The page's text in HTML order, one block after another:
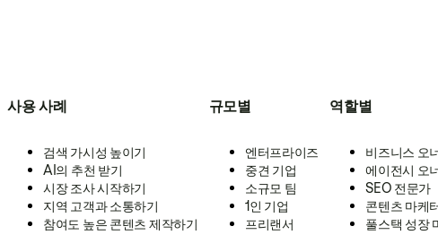
사용 사례
검색 가시성 높이기
AI의 추천 받기
시장 조사 시작하기
지역 고객과 소통하기
참여도 높은 콘텐츠 제작하기
규모별
엔터프라이즈
중견 기업
소규모 팀
1인 기업
프리랜서
역할별
비즈니스 오
에이전시 오
SEO 전문가
콘텐츠 마케
풀스택 성장